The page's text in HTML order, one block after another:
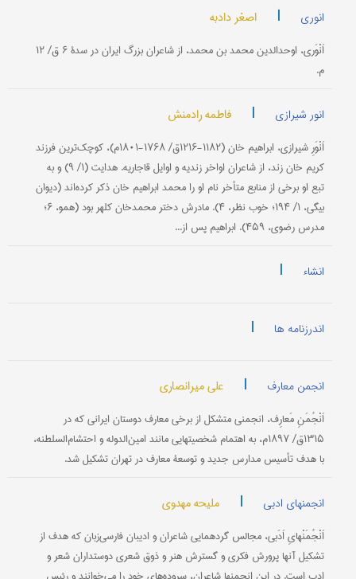
انوری | اصغر دادبه
اَنْوَری، اوحدالدین محمد بن محمد، از شاعران بزرگ ایران در سدۀ ۶ ق/ ۱۲
م.
انور شیرازی | فاطمه رادمنش
اَنْوَرِ شیرازی، ابراهیم خان (۱۱۸۲-۱۲۱۶ق/ ۱۷۶۸-۱۸۰۱م)، كوچك‌ترین فرزند
كریم خان زند، از شاعران اواخر زندیه و اوایل قاجاریه. هدایت (۱/ ۹) و به
تبع او برخی از منابع متأخر نام او را محمد ابراهیم خان ذكر كرده‌اند (دیوان
بیگی، ۱/ ۱۹۴؛ خوب نظر، ۴). مادرش دختر محمدخان كلهر بود (همو، ۶؛
مدرس رضوی، ۴۵۹). ابراهیم پس از...
انشاء |
اندرزنامه ها |
انجمن معارف | علی میرانصاری
اَنْجُمَنِ مَعارِف، انجمنی متشكل از برخی معارف دوستان ایرانی كه در
۱۳۱۵ق/ ۱۸۹۷م، به اهتمام شخصیتهایی مانند امین‌الدوله و احتشام‌السلطنه،
با هدف تأسیس مدارس جدید و توسعۀ معارف در تهران تشكیل شد.
انجمنهای ادبی | ملیحه مهدوی
اَنْجُمَنْهایِ اَدَبی، مجالس گردهمایی شاعران و ادیبان فارسی‌زبان كه هدف از
تشكیل آنها پرورش فكری و گسترش هنر و ذوق شعری دوستداران شعر و